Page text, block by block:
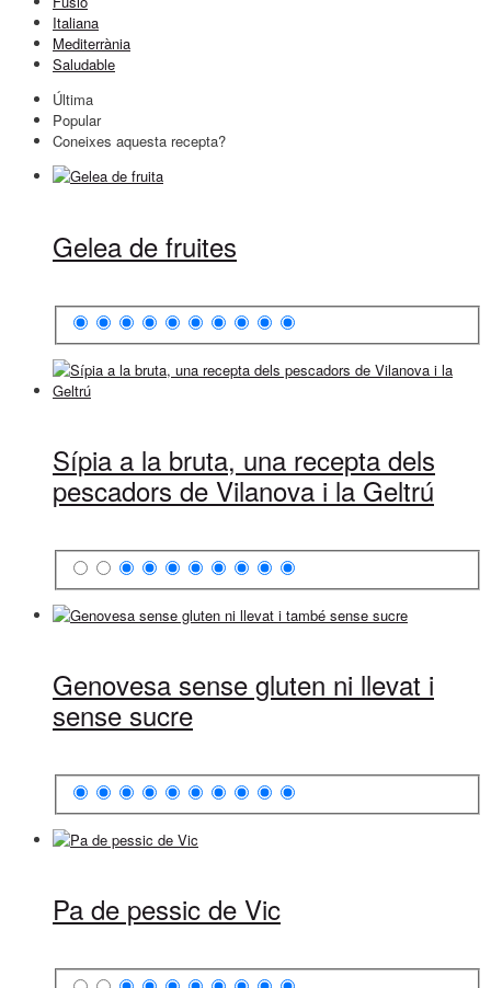
Italiana
Mediterrània
Saludable
Última
Popular
Coneixes aquesta recepta?
Gelea de fruites
Sípia a la bruta, una recepta dels
pescadors de Vilanova i la Geltrú
Genovesa sense gluten ni llevat i
sense sucre
Pa de pessic de Vic